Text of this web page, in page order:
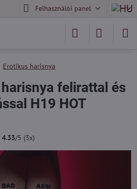
Felhasználói panel
Erotikus harisnya
felirattal és
H19 HOT
4.33/5 (3x)